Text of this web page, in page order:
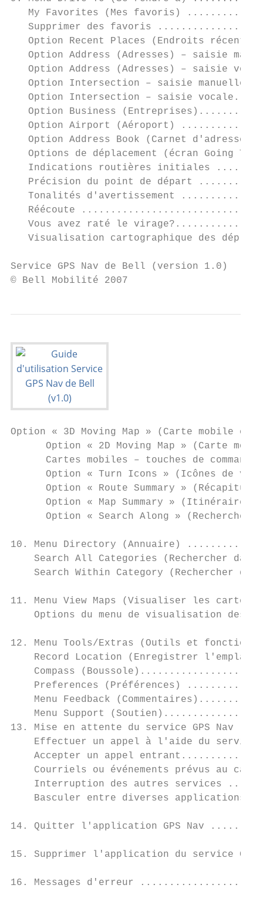
My Favorites (Mes favoris)
Supprimer des favoris
Option Recent Places (Endroits
Option Address (Adresses) – saisie
Option Address (Adresses) – saisie
Option Intersection – saisie
Option Intersection – saisie
Option Business
Option Airport (Aéroport)
Option Address Book (Carnet
Options de déplacement (écran Going
Indications routières initiales
Précision du point de départ
Tonalités d'avertissement
Réécoute
Vous avez raté le
Visualisation cartographique des
Service GPS Nav de Bell
© Bell Mobilité 2007
Option « 3D Moving Map » (Carte
Option « 2D Moving Map » (Carte
Cartes mobiles – touches de
Option « Turn Icons » (Icônes de
Option « Route Summary »
Option « Map Summary » (Itinéraire
Option « Search Along » (Recherche
10. Menu Directory
Search All Categories (Rechercher
Search Within Category (Rechercher
11. Menu View Maps
Options du menu de visualisation des
12. Menu Tools/Extras (Outils et
Record Location (Enregistrer
Compass
Preferences (Préférences)
Menu Feedback
Menu Support
13. Mise en attente du service
Effectuer un appel à l'aide du
Accepter un appel
Courriels ou événements prévus au
Interruption des autres services
Basculer entre diverses applications
14. Quitter l'application GPS
15. Supprimer l'application du
16. Messages d'erreur